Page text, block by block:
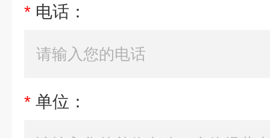
* 电话：
* 单位：